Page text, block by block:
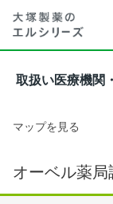
取扱い医療機関
マップを見る
オーベル薬